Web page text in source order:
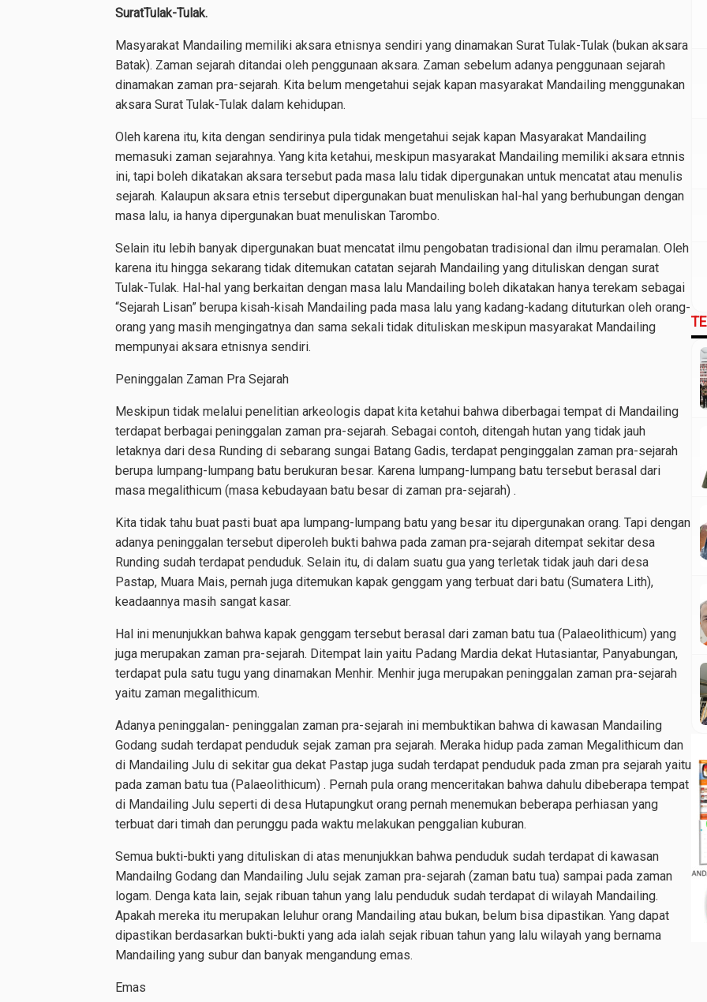
SuratTulak-Tulak.
Masyarakat Mandailing memiliki aksara etnisnya sendiri yang dinamakan Surat Tulak-Tulak (bukan aksara
Batak). Zaman sejarah ditandai oleh penggunaan aksara. Zaman sebelum adanya penggunaan sejarah
dinamakan zaman pra-sejarah. Kita belum mengetahui sejak kapan masyarakat Mandailing menggunakan
aksara Surat Tulak-Tulak dalam kehidupan.
Oleh karena itu, kita dengan sendirinya pula tidak mengetahui sejak kapan Masyarakat Mandailing
memasuki zaman sejarahnya. Yang kita ketahui, meskipun masyarakat Mandailing memiliki aksara etnnis
ini, tapi boleh dikatakan aksara tersebut pada masa lalu tidak dipergunakan untuk mencatat atau menulis
sejarah. Kalaupun aksara etnis tersebut dipergunakan buat menuliskan hal-hal yang berhubungan dengan
masa lalu, ia hanya dipergunakan buat menuliskan Tarombo.
Selain itu lebih banyak dipergunakan buat mencatat ilmu pengobatan tradisional dan ilmu peramalan. Oleh
karena itu hingga sekarang tidak ditemukan catatan sejarah Mandailing yang dituliskan dengan surat
Tulak-Tulak. Hal-hal yang berkaitan dengan masa lalu Mandailing boleh dikatakan hanya terekam sebagai
“Sejarah Lisan” berupa kisah-kisah Mandailing pada masa lalu yang kadang-kadang dituturkan oleh orang-
orang yang masih mengingatnya dan sama sekali tidak dituliskan meskipun masyarakat Mandailing
mempunyai aksara etnisnya sendiri.
Peninggalan Zaman Pra Sejarah
Meskipun tidak melalui penelitian arkeologis dapat kita ketahui bahwa diberbagai tempat di Mandailing
terdapat berbagai peninggalan zaman pra-sejarah. Sebagai contoh, ditengah hutan yang tidak jauh
letaknya dari desa Runding di sebarang sungai Batang Gadis, terdapat penginggalan zaman pra-sejarah
berupa lumpang-lumpang batu berukuran besar. Karena lumpang-lumpang batu tersebut berasal dari
masa megalithicum (masa kebudayaan batu besar di zaman pra-sejarah) .
Kita tidak tahu buat pasti buat apa lumpang-lumpang batu yang besar itu dipergunakan orang. Tapi dengan
adanya peninggalan tersebut diperoleh bukti bahwa pada zaman pra-sejarah ditempat sekitar desa
Runding sudah terdapat penduduk. Selain itu, di dalam suatu gua yang terletak tidak jauh dari desa
Pastap, Muara Mais, pernah juga ditemukan kapak genggam yang terbuat dari batu (Sumatera Lith),
keadaannya masih sangat kasar.
Hal ini menunjukkan bahwa kapak genggam tersebut berasal dari zaman batu tua (Palaeolithicum) yang
juga merupakan zaman pra-sejarah. Ditempat lain yaitu Padang Mardia dekat Hutasiantar, Panyabungan,
terdapat pula satu tugu yang dinamakan Menhir. Menhir juga merupakan peninggalan zaman pra-sejarah
yaitu zaman megalithicum.
Adanya peninggalan- peninggalan zaman pra-sejarah ini membuktikan bahwa di kawasan Mandailing
Godang sudah terdapat penduduk sejak zaman pra sejarah. Meraka hidup pada zaman Megalithicum dan
di Mandailing Julu di sekitar gua dekat Pastap juga sudah terdapat penduduk pada zman pra sejarah yaitu
pada zaman batu tua (Palaeolithicum) . Pernah pula orang menceritakan bahwa dahulu dibeberapa tempat
di Mandailing Julu seperti di desa Hutapungkut orang pernah menemukan beberapa perhiasan yang
terbuat dari timah dan perunggu pada waktu melakukan penggalian kuburan.
Semua bukti-bukti yang dituliskan di atas menunjukkan bahwa penduduk sudah terdapat di kawasan
Mandailng Godang dan Mandailing Julu sejak zaman pra-sejarah (zaman batu tua) sampai pada zaman
logam. Denga kata lain, sejak ribuan tahun yang lalu penduduk sudah terdapat di wilayah Mandailing.
Apakah mereka itu merupakan leluhur orang Mandailing atau bukan, belum bisa dipastikan. Yang dapat
dipastikan berdasarkan bukti-bukti yang ada ialah sejak ribuan tahun yang lalu wilayah yang bernama
Mandailing yang subur dan banyak mengandung emas.
Emas